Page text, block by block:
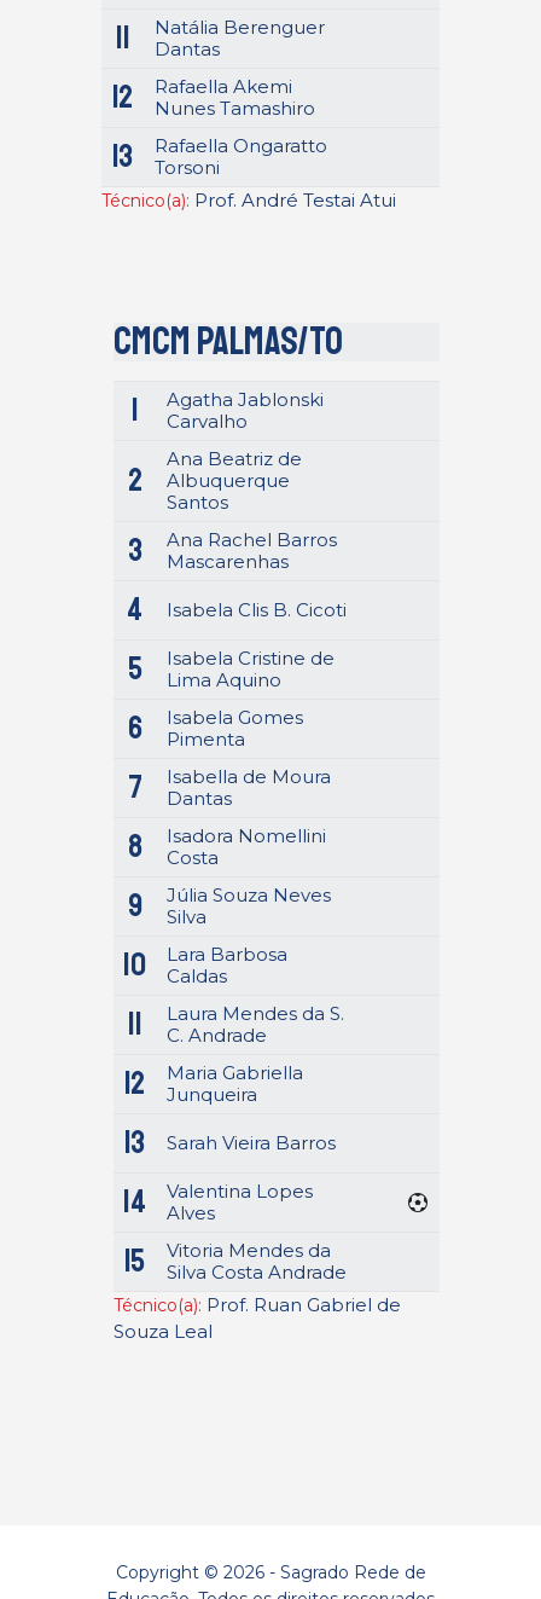
11
Natália Berenguer
Dantas
12
Rafaella Akemi
Nunes Tamashiro
13
Rafaella Ongaratto
Torsoni
Técnico(a): Prof. André Testai Atui
CMCM Palmas/TO
1
Agatha Jablonski
Carvalho
2
Ana Beatriz de
Albuquerque
Santos
3
Ana Rachel Barros
Mascarenhas
4 Isabela Clis B. Cicoti
5
Isabela Cristine de
Lima Aquino
6
Isabela Gomes
Pimenta
7
Isabella de Moura
Dantas
8
Isadora Nomellini
Costa
9
Júlia Souza Neves
Silva
10
Lara Barbosa
Caldas
11
Laura Mendes da S.
C. Andrade
12
Maria Gabriella
Junqueira
13 Sarah Vieira Barros
14
Valentina Lopes
Alves
15
Vitoria Mendes da
Silva Costa Andrade
Técnico(a): Prof. Ruan Gabriel de
Souza Leal
Copyright © 2026 - Sagrado Rede de